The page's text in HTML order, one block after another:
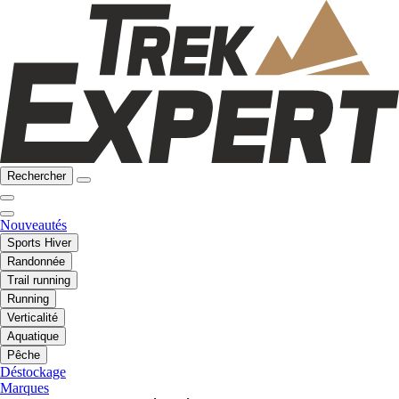
Rechercher
Nouveautés
Sports Hiver
Randonnée
Trail running
Running
Verticalité
Aquatique
Pêche
Déstockage
Marques